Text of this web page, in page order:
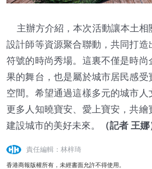
主辦方介紹，本次活動讓本土相
設計師等資源聚合聯動，共同打造
符號的時尚秀場。這裏不僅是時尚
果的舞台，也是屬於城市居民感受
空間。希望通過這樣多元的城市人
更多人知曉寶安、愛上寶安，共繪
建設城市的美好未來。
（記者 王娜
責任編輯：林梓琦
香港商報版權所有，未經書面允許不得使用。